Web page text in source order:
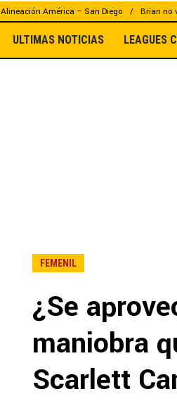
Alineación América – San Diego Brian no
ULTIMAS NOTICIAS LEAGUES
FEMENIL
¿Se
maniobra
Scarlett